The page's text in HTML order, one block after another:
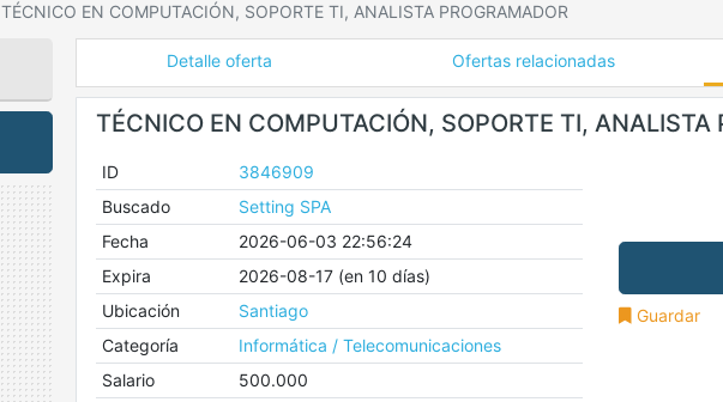
TÉCNICO EN COMPUTACIÓN, SOPORTE TI, ANALISTA PROGRAMADOR
Detalle oferta Ofertas relacionadas
TÉCNICO EN COMPUTACIÓN, SOPORTE TI, ANALISTA
ID
3846909
Buscado
Setting SPA
Fecha
2026-06-03 22:56:24
Expira
2026-08-17 (en 10 días)
Ubicación
Santiago
Categoría
Informática / Telecomunicaciones
Salario
500.000
Guardar